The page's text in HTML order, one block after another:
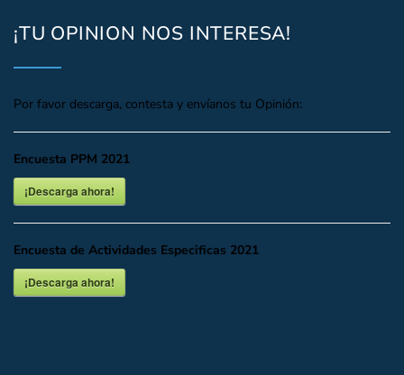
¡TU OPINION NOS INTERESA!
Por favor descarga, contesta y envíanos tu Opinión:
Encuesta PPM 2021
¡Descarga ahora!
Encuesta de Actividades Especificas 2021
¡Descarga ahora!